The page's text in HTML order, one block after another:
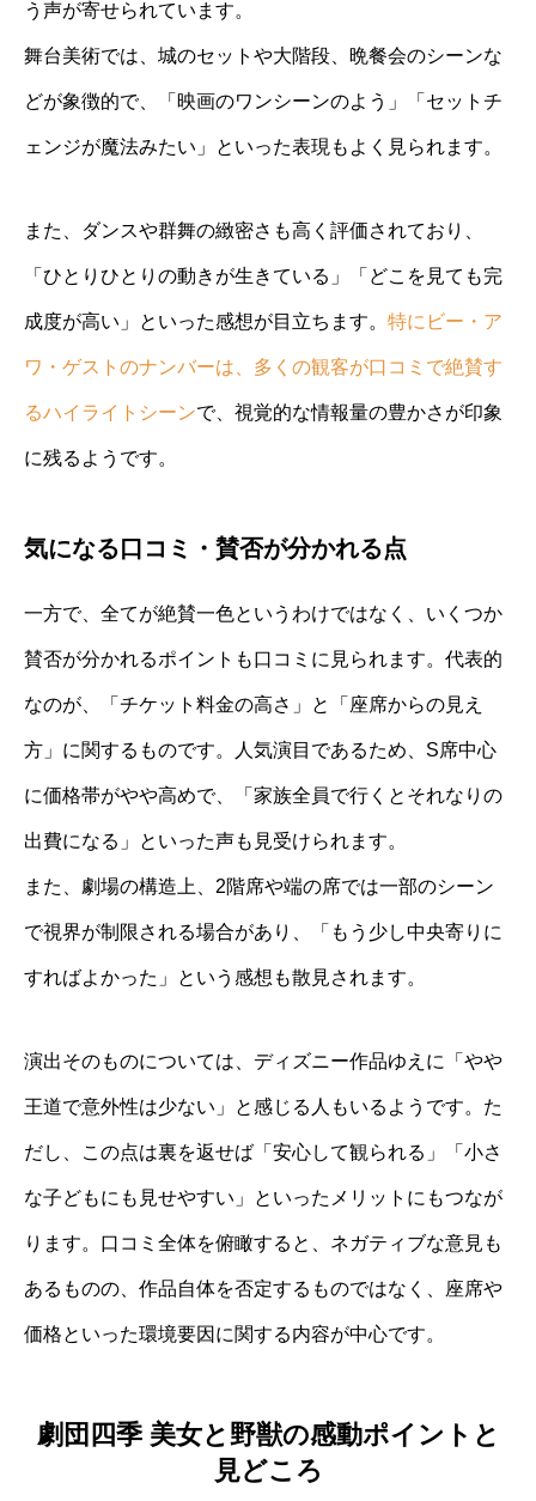
う声が寄せられています。
舞台美術では、城のセットや大階段、晩餐会のシーンな
どが象徴的で、「映画のワンシーンのよう」「セットチ
ェンジが魔法みたい」といった表現もよく見られます。
また、ダンスや群舞の緻密さも高く評価されており、
「ひとりひとりの動きが生きている」「どこを見ても完
成度が高い」といった感想が目立ちます。 特にビー・ア
ワ・ゲストのナンバーは、多くの観客が口コミで絶賛す
るハイライトシーンで、視覚的な情報量の豊かさが印象
に残るようです。
気になる口コミ・賛否が分かれる点
一方で、全てが絶賛一色というわけではなく、いくつか
賛否が分かれるポイントも口コミに見られます。代表的
なのが、「チケット料金の高さ」と「座席からの見え
方」に関するものです。人気演目であるため、S席中心
に価格帯がやや高めで、「家族全員で行くとそれなりの
出費になる」といった声も見受けられます。
また、劇場の構造上、2階席や端の席では一部のシーン
で視界が制限される場合があり、「もう少し中央寄りに
すればよかった」という感想も散見されます。
演出そのものについては、ディズニー作品ゆえに「やや
王道で意外性は少ない」と感じる人もいるようです。た
だし、この点は裏を返せば「安心して観られる」「小さ
な子どもにも見せやすい」といったメリットにもつなが
ります。口コミ全体を俯瞰すると、ネガティブな意見も
あるものの、作品自体を否定するものではなく、座席や
価格といった環境要因に関する内容が中心です。
劇団四季 美女と野獣の感動ポイントと
見どころ